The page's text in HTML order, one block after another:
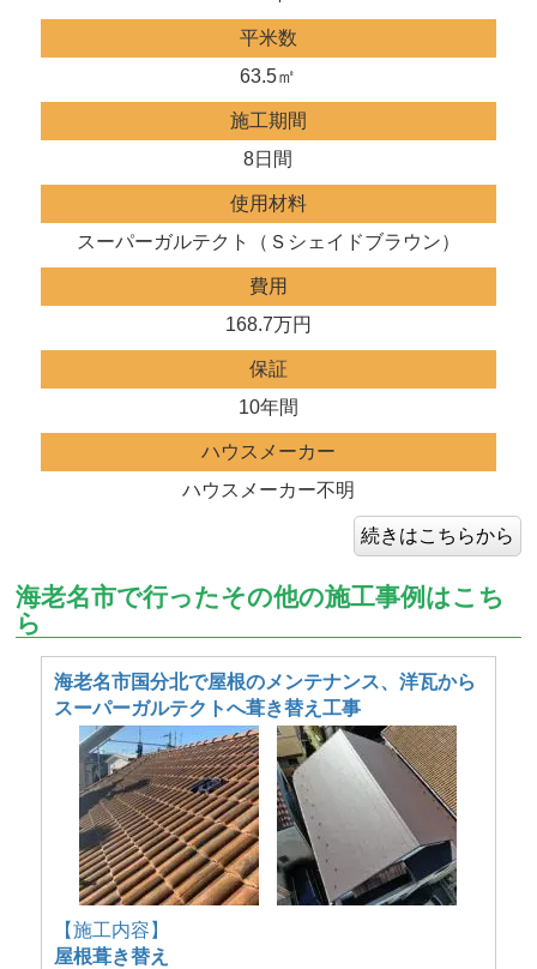
平米数
63.5㎡
施工期間
8日間
使用材料
スーパーガルテクト（Ｓシェイドブラウン）
費用
168.7万円
保証
10年間
ハウスメーカー
ハウスメーカー不明
続きはこちらから
海老名市で行ったその他の施工事例はこち
ら
海老名市国分北で屋根のメンテナンス、洋瓦から
スーパーガルテクトへ葺き替え工事
【施工内容】
屋根葺き替え